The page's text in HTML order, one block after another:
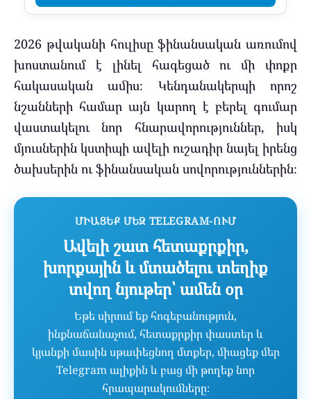
2026 թվականի հուլիսը ֆինանսական առումով
խոստանում է լինել հագեցած ու մի փոքր
հակասական ամիս։ Կենդանակերպի որոշ
նշանների համար այն կարող է բերել գումար
վաստակելու նոր հնարավորություններ, իսկ
մյուսներին կստիպի ավելի ուշադիր նայել իրենց
ծախսերին ու ֆինանսական սովորություններին։
ՄԻԱՑԵՔ ՄԵԶ TELEGRAM-ՈՒՄ
Ավելի շատ հետաքրքիր,
խորքային և մտածելու տեղիք
տվող նյութեր՝ ամեն օր
Եթե սիրում եք հոգեբանություն,
ինքնաճանաչում, հետաքրքիր փաստեր և
կյանքի մասին սթափեցնող մտքեր, միացեք մեր
Telegram ալիքին և բաց մի թողեք նոր
հրապարակումները։